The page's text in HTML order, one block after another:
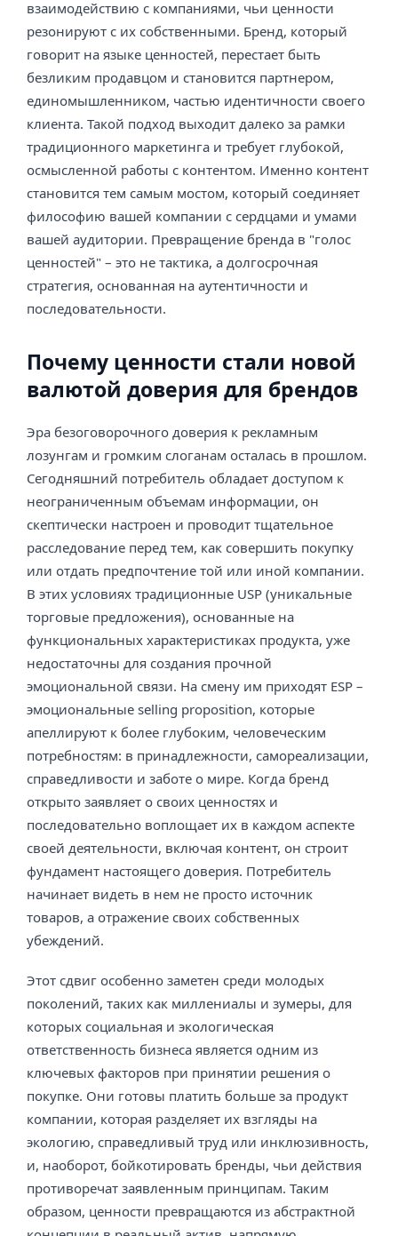
взаимодействию с компаниями, чьи ценности
резонируют с их собственными. Бренд, который
говорит на языке ценностей, перестает быть
безликим продавцом и становится партнером,
единомышленником, частью идентичности своего
клиента. Такой подход выходит далеко за рамки
традиционного маркетинга и требует глубокой,
осмысленной работы с контентом. Именно контент
становится тем самым мостом, который соединяет
философию вашей компании с сердцами и умами
вашей аудитории. Превращение бренда в "голос
ценностей" – это не тактика, а долгосрочная
стратегия, основанная на аутентичности и
последовательности.
Почему ценности стали новой
валютой доверия для брендов
Эра безоговорочного доверия к рекламным
лозунгам и громким слоганам осталась в прошлом.
Сегодняшний потребитель обладает доступом к
неограниченным объемам информации, он
скептически настроен и проводит тщательное
расследование перед тем, как совершить покупку
или отдать предпочтение той или иной компании.
В этих условиях традиционные USP (уникальные
торговые предложения), основанные на
функциональных характеристиках продукта, уже
недостаточны для создания прочной
эмоциональной связи. На смену им приходят ESP –
эмоциональные selling proposition, которые
апеллируют к более глубоким, человеческим
потребностям: в принадлежности, самореализации,
справедливости и заботе о мире. Когда бренд
открыто заявляет о своих ценностях и
последовательно воплощает их в каждом аспекте
своей деятельности, включая контент, он строит
фундамент настоящего доверия. Потребитель
начинает видеть в нем не просто источник
товаров, а отражение своих собственных
убеждений.
Этот сдвиг особенно заметен среди молодых
поколений, таких как миллениалы и зумеры, для
которых социальная и экологическая
ответственность бизнеса является одним из
ключевых факторов при принятии решения о
покупке. Они готовы платить больше за продукт
компании, которая разделяет их взгляды на
экологию, справедливый труд или инклюзивность,
и, наоборот, бойкотировать бренды, чьи действия
противоречат заявленным принципам. Таким
образом, ценности превращаются из абстрактной